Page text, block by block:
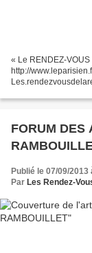
« Le RENDEZ-
http://
FORUM DES
Publié le 07/09/2013
Par Les Rendez-